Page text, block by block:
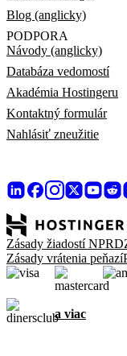
Blog (anglicky)
PODPORA
Návody (anglicky)
Databáza vedomostí
Akadémia Hostingeru
Kontaktný formulár
Nahlásiť zneužitie
Zásady žiadostí NPRD
Zásady vrátenia peňazí
a viac